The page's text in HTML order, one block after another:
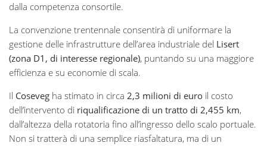
dalla competenza consortile.
La convenzione trentennale consentirà di uniformare la
gestione delle infrastrutture dell’area industriale del Lisert
(zona D1, di interesse regionale), puntando su una maggiore
efficienza e su economie di scala.
Il Coseveg ha stimato in circa 2,3 milioni di euro il costo
dell’intervento di riqualificazione di un tratto di 2,455 km,
dall’altezza della rotatoria fino all’ingresso dello scalo portuale.
Non si tratterà di una semplice riasfaltatura, ma di un